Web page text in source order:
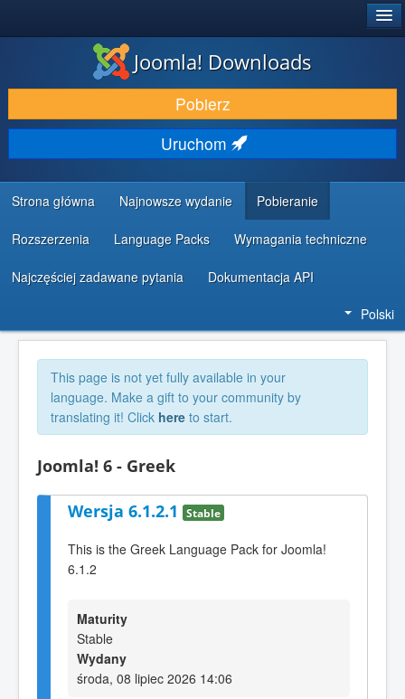
DODATKI I ROZSZERZENIA
ODKRYJ & POZNAJ
SPOŁECZNOŚĆ & WSPARCIE
ZASOBY DLA PROGRAMISTÓW
Joomla! Downloads
Pobierz
Uruchom
Strona główna Najnowsze wydanie Pobieranie
Rozszerzenia Language Packs Wymagania techniczne
Najczęściej zadawane pytania Dokumentacja API
Polski
This page is not yet fully available in your
language. Make a gift to your community by
translating it! Click here to start.
Joomla! 6 - Greek
Wersja 6.1.2.1 Stable
This is the Greek Language Pack for Joomla!
6.1.2
Maturity
Stable
Wydany
środa, 08 lipiec 2026 14:06